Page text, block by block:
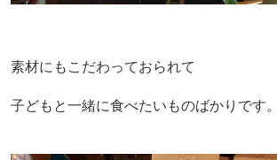
素材にもこだわっておられて
子どもと一緒に食べたいものばかりです